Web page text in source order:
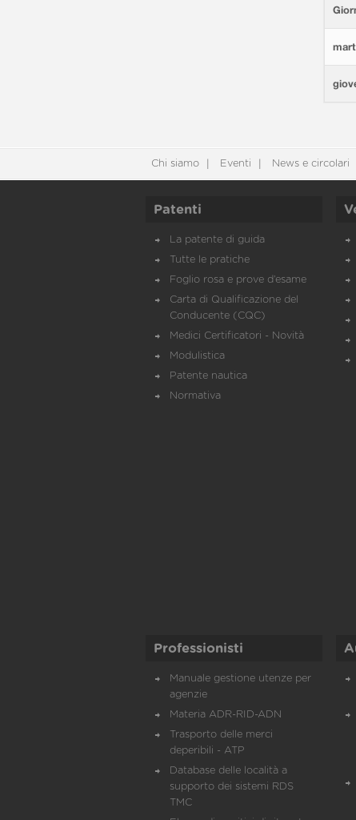
Chi siamo Eventi News e circolari
Patenti
La patente di guida
Tutte le pratiche
Foglio rosa e prove d’esame
Carta di Qualificazione del
Conducente (CQC)
Medici Certificatori - Novità
Modulistica
Patente nautica
Normativa
Professionisti
Manuale gestione utenze per
agenzie
Materia ADR-RID-ADN
Trasporto delle merci
deperibili - ATP
Database delle località a
supporto dei sistemi RDS
TMC